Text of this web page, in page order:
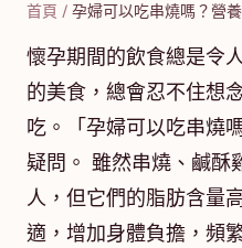
首頁 / 孕婦可以吃串燒嗎？營
懷孕期間的飲食總是令
的美食，總會忍不住想
吃。「孕婦可以吃串燒
疑問。 雖然串燒、鹹酥
人，但它們的脂肪含量
適，增加身體負擔，頻